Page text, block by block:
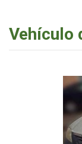
Vehículo